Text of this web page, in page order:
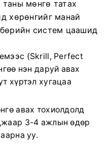
мөнгө татах
хөрөнгийг манай
систем цаашид
(Skrill, Perfect
нэн даруй авах
хүртэл хугацаа
авах тохиолдолд
3-4 ажлын өдөр
уу.